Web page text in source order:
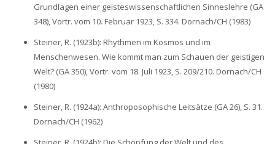
Grundlagen einer geisteswissenschaftlichen Sinneslehre (GA
348), Vortr. vom 10. Februar 1923, S. 334. Dornach/CH (1983)
Steiner, R. (1923b): Rhythmen im Kosmos und im
Menschenwesen. Wie kommt man zum Schauen der geistigen
Welt? (GA 350), Vortr. vom 18. Juli 1923, S. 209/210. Dornach/CH
(1980)
Steiner, R. (1924a): Anthroposophische Leitsätze (GA 26), S. 31.
Dornach/CH (1962)